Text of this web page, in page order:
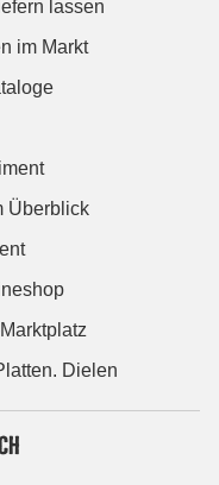
lassen
im Markt
Überblick
Dielen